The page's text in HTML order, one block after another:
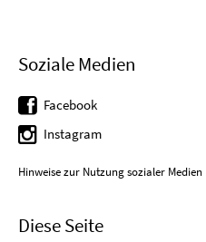
Soziale Medien
Facebook
Instagram
Hinweise zur Nutzung sozialer Medien
Diese Seite